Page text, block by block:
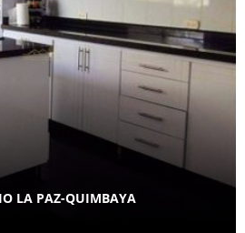
LA PAZ-QUIMBAYA